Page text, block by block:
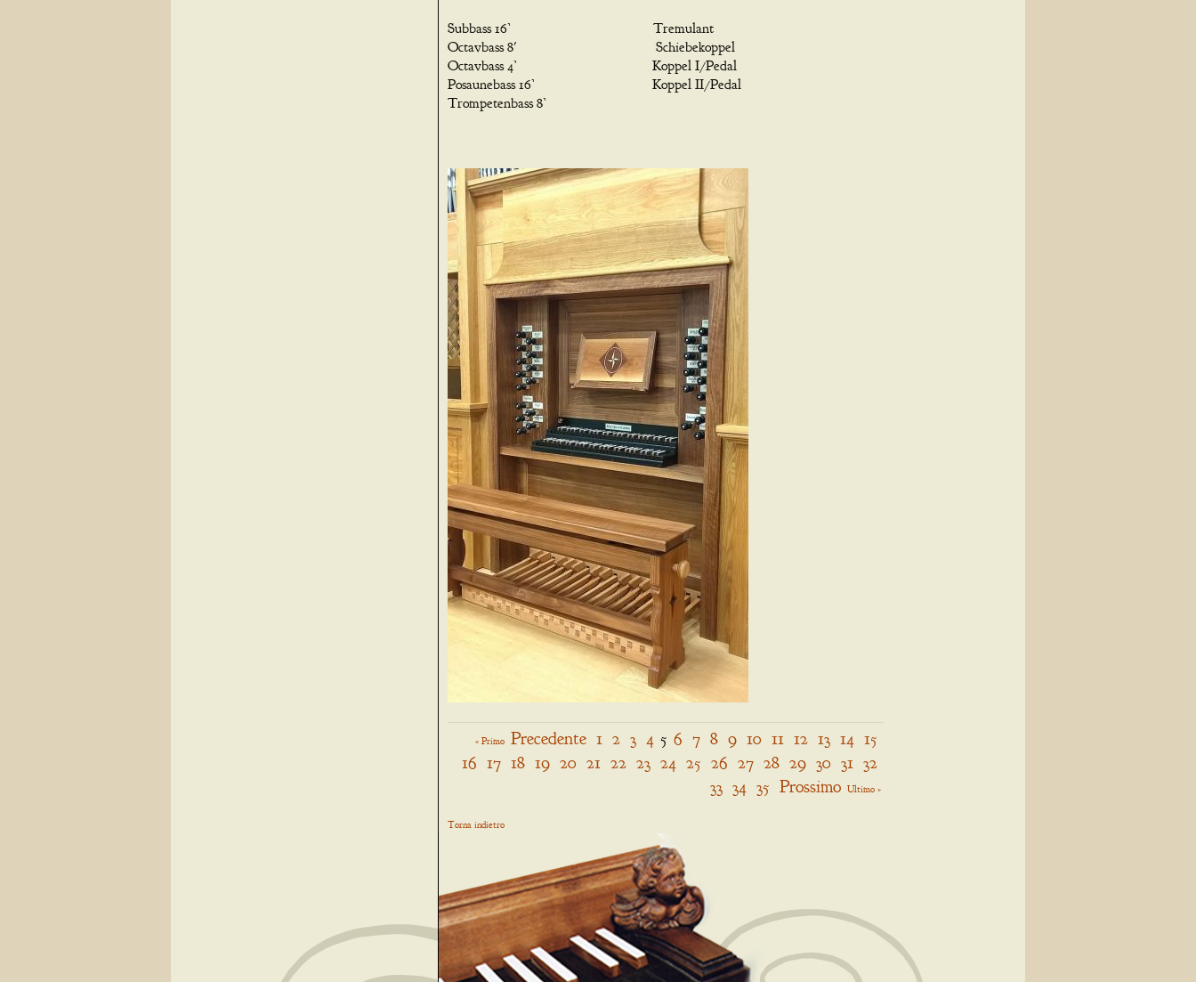
Subbass 16’ Tremulant
Octavbass 8' Schiebekoppel
Octavbass 4’ Koppel I/Pedal
Posaunebass 16’ Koppel II/Pedal
Trompetenbass 8’
« Primo Precedente 1 2 3 4 5 6 7 8 9 10 11 12 13 14 15
16 17 18 19 20 21 22 23 24 25 26 27 28 29 30 31 32
33 34 35 Prossimo Ultimo »
Torna indietro